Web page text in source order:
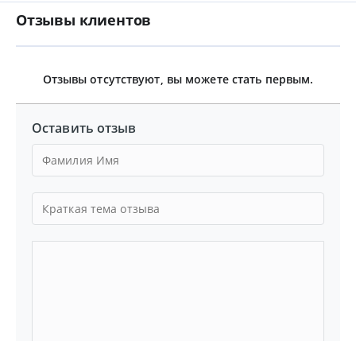
Отзывы клиентов
Отзывы отсутствуют, вы можете стать первым.
Оставить отзыв